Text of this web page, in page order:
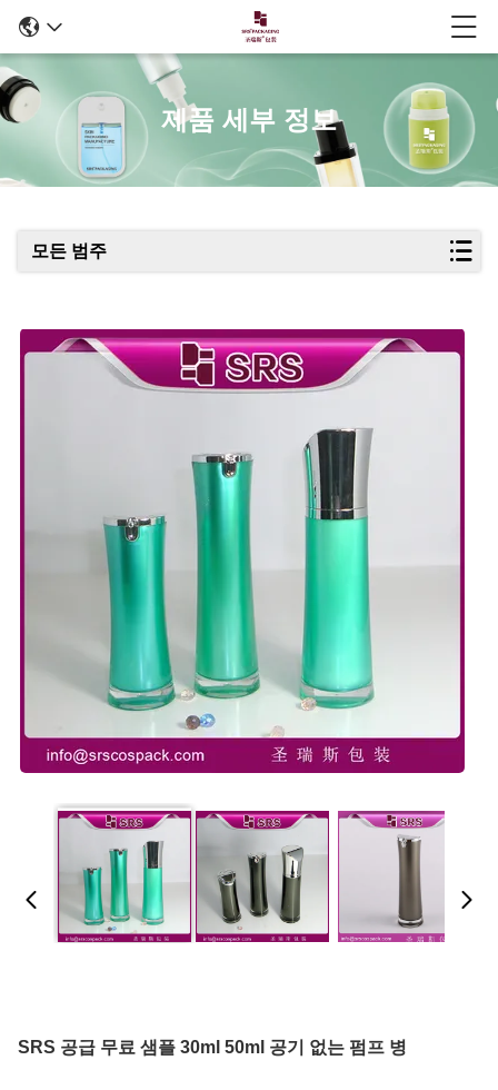
제품 세부 정보
모든 범주
SRS 공급 무료 샘플 30ml 50ml 공기 없는 펌프 병